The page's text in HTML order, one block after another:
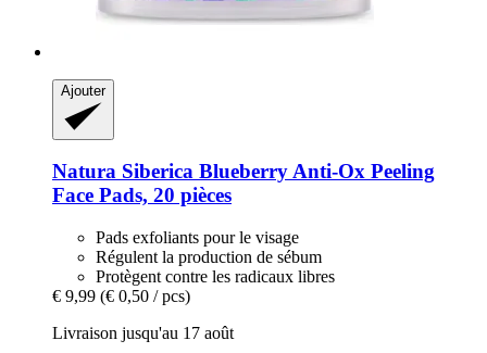
Ajouter
Natura Siberica Blueberry Anti-​Ox Peeling
Face Pads, 20 pièces
Pads exfoliants pour le visage
Régulent la production de sébum
Protègent contre les radicaux libres
€ 9,99 (€ 0,50 / pcs)
Livraison jusqu'au 17 août